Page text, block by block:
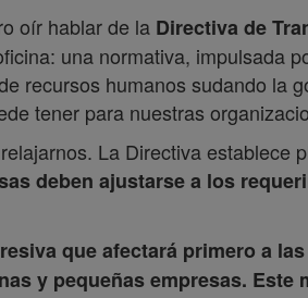
oír hablar de la Directiva de
una normativa, impulsada
recursos humanos sudando la
tener para nuestras
La Directiva establece
deben ajustarse a los
que afectará primero a
y pequeñas empresas. Este